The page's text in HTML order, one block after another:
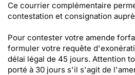
Ce courrier complémentaire
contestation et consignation
Pour contester votre amende
formuler votre requête
délai légal de 45 jours. Attention
porté à 30 jours s'il s'agit de